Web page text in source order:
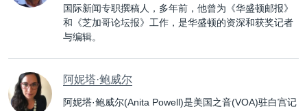
国际新闻专职撰稿人，多年前，他曾为《华盛顿邮报》
和《芝加哥论坛报》工作，是华盛顿的资深和获奖记者
与编辑。
阿妮塔·鲍威尔
阿妮塔·鲍威尔(Anita Powell)是美国之音(VOA)驻白宫记